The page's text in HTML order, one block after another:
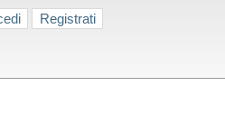
Registrati